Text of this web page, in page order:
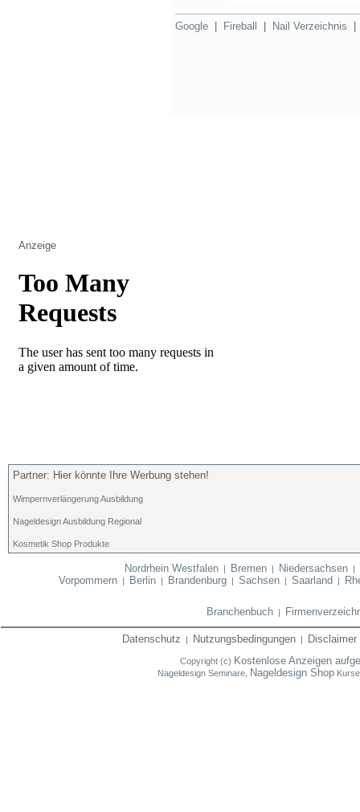
Google | Fireball | Nail Verzeichnis
Anzeige
Partner: Hier könnte Ihre Werbung stehen!
Wimpernverlängerung Ausbildung
Nageldesign Ausbildung Regional
Kosmetik Shop Produkte
Nordrhein Westfalen | Bremen | Niedersachsen |
Vorpommern | Berlin | Brandenburg |Sachsen |Saarland |
Branchenbuch |
Datenschutz | Nutzungsbedingungen | Disclaimer
Copyright (c) Kostenlose Anzeigen
Nageldesign Seminare, Nageldesign Shop